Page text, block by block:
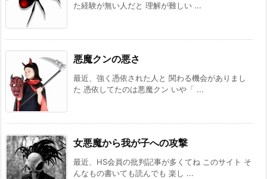
た経験が無い人だと 理解が難しい ...
悪魔クンの悪さ
最近、強く憑依された人と 関わる機会がありまし
た 憑依してたのは悪魔クン いや「 ...
女悪魔から我が子への攻撃
最近、HS会員の批判記事が多くてね このサイト そ
んなもの書いても読んでも 楽し ...